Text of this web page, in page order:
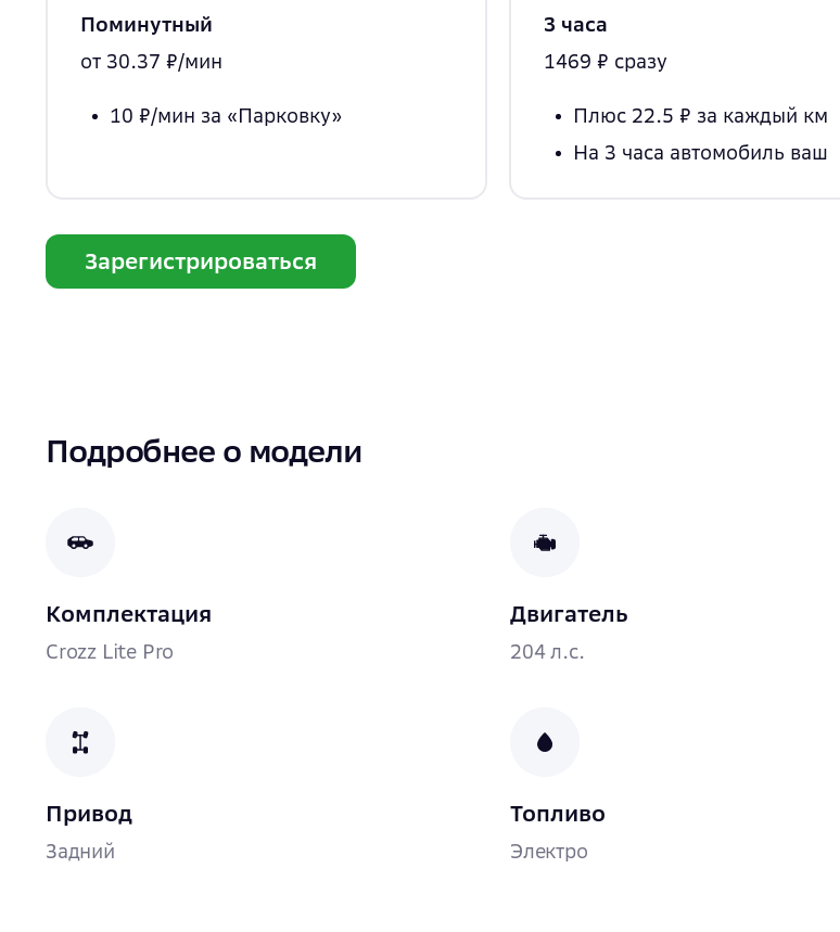
Поминутный
от 30.37 ₽/мин
10 ₽/мин за «Парковку»
3 часа
1469 ₽ сразу
Плюс 22.5 ₽ за каждый км
На 3 часа автомобиль ваш
Зарегистрироваться
Подробнее о модели
Комплектация
Crozz Lite Pro
Двигатель
204 л.с.
Привод
Задний
Топливо
Электро